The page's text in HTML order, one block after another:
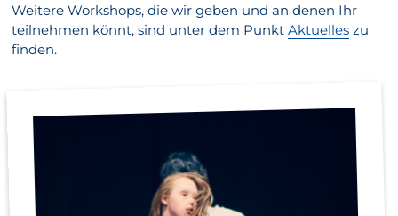
Weitere Workshops, die wir geben und an denen Ihr
teilnehmen könnt, sind unter dem PunktAktuelles zu
finden.